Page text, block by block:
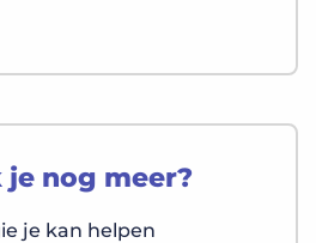
nog meer?
je kan helpen